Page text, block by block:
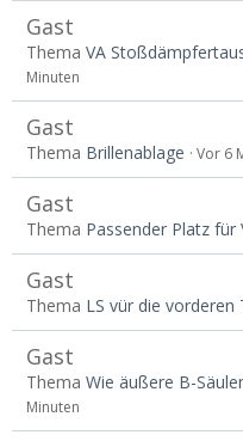
Gast
Thema VA
Minuten
Gast
Thema Brillenablage Vor 6
Gast
Thema Passender Platz für
Gast
Thema LS vür die vorderen
Gast
Thema Wie äußere B-
Minuten